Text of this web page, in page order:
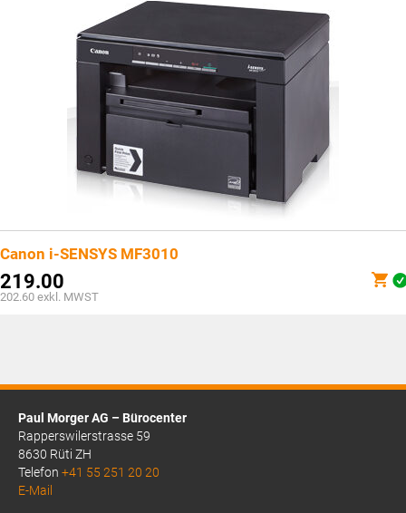
Canon i-SENSYS MF3010
219.00
202.60 exkl. MWST
Paul Morger AG – Bürocenter
Rapperswilerstrasse 59
8630 Rüti ZH
Telefon +41 55 251 20 20
E-Mail